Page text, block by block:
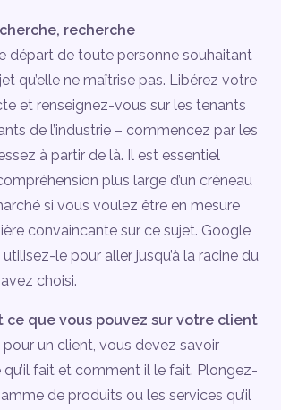
recherche
départ de toute personne souhaitant
qu’elle ne maîtrise pas. Libérez votre
et renseignez-vous sur les tenants
de l’industrie – commencez par les
à partir de là. Il est essentiel
plus large d’un créneau
si vous voulez être en mesure
convaincante sur ce sujet. Google
le pour aller jusqu’à la racine du
choisi.
ce que vous pouvez sur votre client
un client, vous devez savoir
fait et comment il le fait. Plongez-
de produits ou les services qu’il